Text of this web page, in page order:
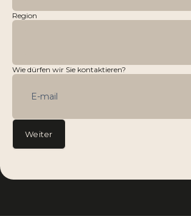
Region
Wie dürfen wir Sie kontaktieren?
Weiter